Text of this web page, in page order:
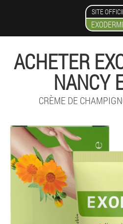
SITE
ACHETER
NANCY
CRÈME DE